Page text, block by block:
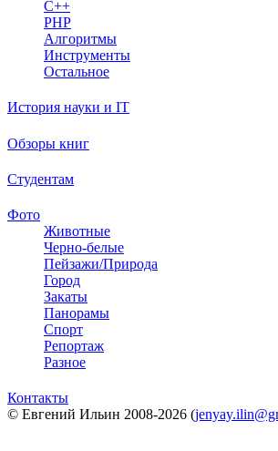
C++
PHP
Алгоритмы
Инструменты
Остальное
История науки и IT
Обзоры книг
Студентам
Фото
Животные
Черно-белые
Пейзажи/Природа
Город
Закаты
Панорамы
Спорт
Репортаж
Разное
Контакты
© Евгений Ильин 2008-2026 (